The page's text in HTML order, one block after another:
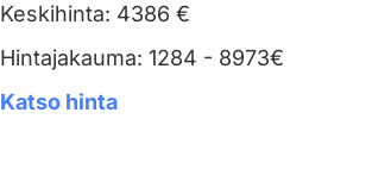
Keskihinta: 4386 €
Hintajakauma: 1284 - 8973€
Katso hinta